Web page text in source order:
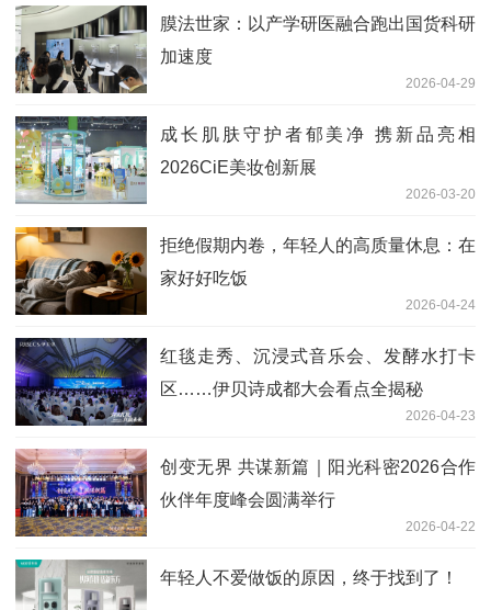
膜法世家：以产学研医融合跑出国货科研
加速度
2026-04-29
成长肌肤守护者郁美净 携新品亮相
2026CiE美妆创新展
2026-03-20
拒绝假期内卷，年轻人的高质量休息：在
家好好吃饭
2026-04-24
红毯走秀、沉浸式音乐会、发酵水打卡
区……伊贝诗成都大会看点全揭秘
2026-04-23
创变无界 共谋新篇｜阳光科密2026合作
伙伴年度峰会圆满举行
2026-04-22
年轻人不爱做饭的原因，终于找到了！